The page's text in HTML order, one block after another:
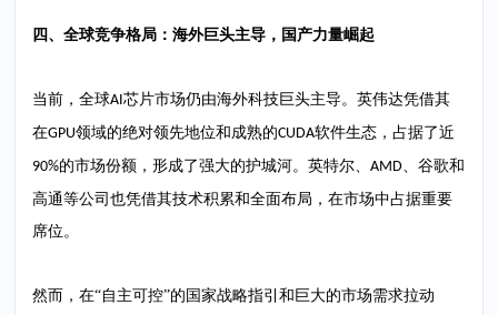
四、全球竞争格局：海外巨头主导，国产力量崛起
当前，全球AI芯片市场仍由海外科技巨头主导。英伟达凭借其
在GPU领域的绝对领先地位和成熟的CUDA软件生态，占据了近
90%的市场份额，形成了强大的护城河。英特尔、AMD、谷歌和
高通等公司也凭借其技术积累和全面布局，在市场中占据重要
席位。
然而，在“自主可控”的国家战略指引和巨大的市场需求拉动